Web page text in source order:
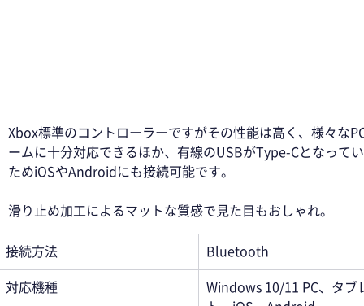
Xbox標準のコントローラーですがその性能は高く、様々な
ームに十分対応できるほか、有線のUSBがType-Cとなって
ためiOSやAndroidにも接続可能です。
滑り止め加工によるマットな質感で見た目もおしゃれ。
接続方法 Bluetooth
対応機種
Windows 10/11 PC、タブ